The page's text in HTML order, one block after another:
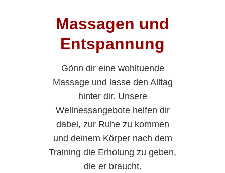
Massagen und
Entspannung
Gönn dir eine wohltuende
Massage und lasse den Alltag
hinter dir. Unsere
Wellnessangebote helfen dir
dabei, zur Ruhe zu kommen
und deinem Körper nach dem
Training die Erholung zu geben,
die er braucht.